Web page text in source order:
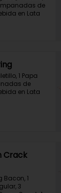
de
en Lata
1 Papa
de
en Lata
Crack
Bacon, 1
3